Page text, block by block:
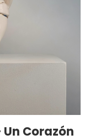
Corazón